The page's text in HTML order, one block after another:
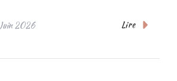
2026 Lire